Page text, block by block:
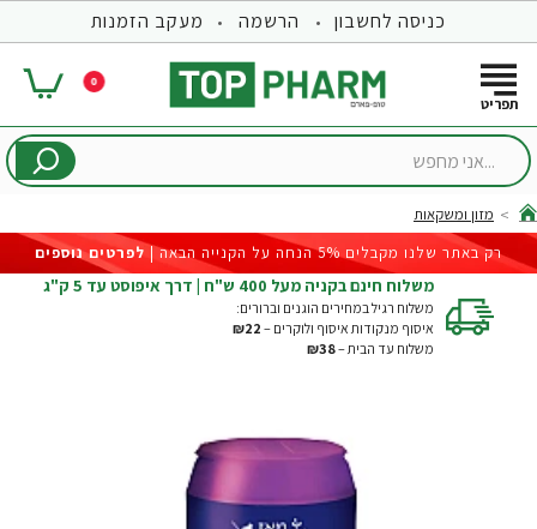
כניסה לחשבון הרשמה מעקב הזמנות
0
...אני
home
מזון ומשקאות
רק באתר שלנו מקבלים 5% הנחה על הקנייה הבאה |
לפרטים נוספים
משלוח חינם בקניה מעל 400 ש"ח | דרך איפוסט עד 5 ק"ג
משלוח רגיל במחירים הוגנים וברורים:
איסוף מנקודות איסוף ולוקרים – ₪22
משלוח עד הבית –₪38